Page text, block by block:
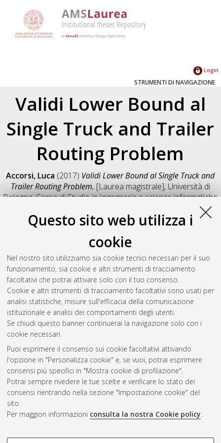
Questo sito web utilizza i
cookie
Nel nostro sito utilizziamo sia cookie tecnici necessari per il suo
funzionamento, sia cookie e altri strumenti di tracciamento
facoltativi che potrai attivare solo con il tuo consenso.
Cookie e altri strumenti di tracciamento facoltativi sono usati per
analisi statistiche, misure sull'efficacia della comunicazione
istituzionale e analisi dei comportamenti degli utenti.
Se chiudi questo banner continuerai la navigazione solo con i
cookie necessari.
Puoi esprimere il consenso sui cookie facoltativi attivando
l'opzione in "Personalizza cookie" e, se vuoi, potrai esprimere
consensi più specifici in "Mostra cookie di profilazione".
Potrai sempre rivedere le tue scelte e verificare lo stato dei
consensi rientrando nella sezione "Impostazione cookie" del
sito.
Per maggiori informazioni consulta la nostra Cookie policy.
Login
STRUMENTI DI NAVIGAZIONE
Validi Lower Bound al
Single Truck and Trailer
Routing Problem
Accorsi, Luca (2017) Validi Lower Bound al Single Truck and
Trailer Routing Problem. [Laurea magistrale], Università di
Bologna, Corso di Studio inIngegneria e scienze informatiche
, Documento full-text non disponibile
Salva citazione
Condividi
Il full-text non è disponibile per scelta dell'autore. (
Abstract
Altri metadati
Gestione del documento:
Atom
Rss 1.0
Rss 2.0
AMS Laurea
Impostazioni Cookie